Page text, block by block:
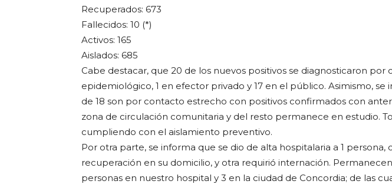
Recuperados: 673
Fallecidos: 10 (*)
Activos: 165
Aislados: 685
Cabe destacar, que 20 de los nuevos positivos se diagnosticaron por
epidemiológico, 1 en efector privado y 17 en el público. Asimismo, se
de 18 son por contacto estrecho con positivos confirmados con
zona de circulación comunitaria y del resto permanece en estudio.
cumpliendo con el aislamiento preventivo.
Por otra parte, se informa que se dio de alta hospitalaria a 1 persona,
recuperación en su domicilio, y otra requirió internación.
personas en nuestro hospital y 3 en la ciudad de Concordia; de las